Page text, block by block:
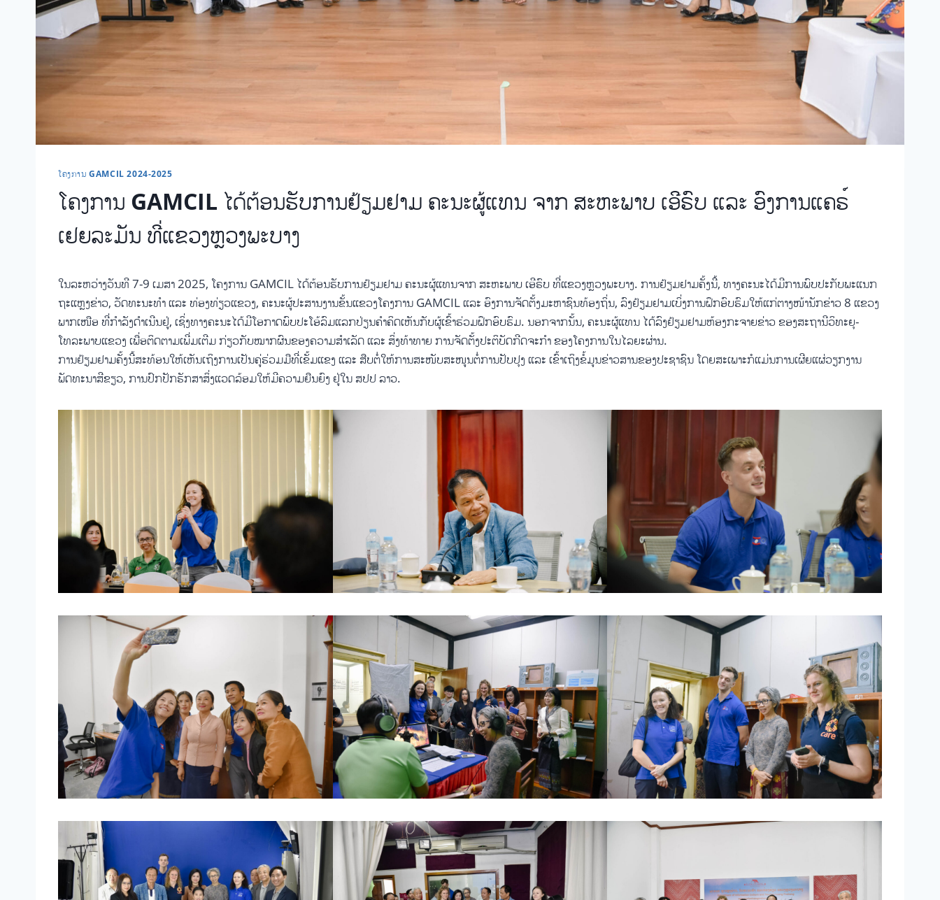
ໂຄງການ GAMCIL 2024-2025
ໂຄງການ GAMCIL ໄດ້ຕ້ອນຮັບການຢ້ຽມຢາມ ຄະນະຜູ້ແທນ ຈາກ ສະຫະພາບ ເອີຣົບ ແລະ ອົງການແຄຣ໌
ເຢຍລະມັນ ທີ່ແຂວງຫຼວງພະບາງ
ໃນລະຫວ່າງວັນທີ 7-9 ເມສາ 2025, ໂຄງການ GAMCIL ໄດ້ຕ້ອນຮັບການຢ້ຽມຢາມ ຄະນະຜູ້ແທນຈາກ ສະຫະພາບ ເອີຣົບ ທີ່ແຂວງຫຼວງພະບາງ. ການຢ້ຽມຢາມຄັ້ງນີ້, ທາງຄະນະໄດ້ມີການພົບປະກັບພະແນກ
ຖະແຫຼງຂ່າວ, ວັດທະນະທຳ ແລະ ທ່ອງທ່ຽວແຂວງ, ຄະນະຜູ້ປະສານງານຂັ້ນແຂວງໂຄງການ GAMCIL ແລະ ອົງການຈັດຕັ້ງມະຫາຊົນທ້ອງຖິ່ນ, ລົງຢ້ຽມຢາມເບິ່ງການຝຶກອົບຮົມໃຫ້ແກ່ຕາງໜ້ານັກຂ່າວ 8 ແຂວງ
ພາກເໜືອ ທີ່ກຳລັງດຳເນີນຢູ່, ເຊິ່ງທາງຄະນະໄດ້ມີໂອກາດພົບປະໂອ້ລົມແລກປ່ຽນຄຳຄິດເຫັນກັບຜູ້ເຂົ້າຮ່ວມຝຶກອົບຮົມ. ນອກຈາກນັ້ນ, ຄະນະຜູ້ແທນ ໄດ້ລົງຢ້ຽມຢາມຫ້ອງກະຈາຍຂ່າວ ຂອງສະຖານີວິທະຍຸ-
ໂທລະພາບແຂວງ ເພື່ອຕິດຕາມເພີ່ມເຕີມ ກ່ຽວກັບໝາກຜົນຂອງຄວາມສຳເລັດ ແລະ ສິ່ງທ້າທາຍ ການຈັດຕັ້ງປະຕິບັດກີດຈະກຳ ຂອງໂຄງການໃນໄລຍະຜ່ານ.
ການຢ້ຽມຢາມຄັ້ງນີ້ສະທ້ອນໃຫ້ເຫັນເຖິງການເປັນຄູ່ຮ່ວມມືທີ່ເຂັ້ມແຂງ ແລະ ສືບຕໍ່ໃຫ້ການສະໜັບສະໜູນຕໍ່ການປັບປຸງ ແລະ ເຂົ້າເຖິງຂໍ້ມູນຂ່າວສານຂອງປະຊາຊົນ ໂດຍສະເພາະກໍແມ່ນການເຜີຍແຜ່ວຽກງານ
ພັດທະນາສີຂຽວ, ການປົກປັກຮັກສາສິ່ງແວດລ້ອມໃຫ້ມີຄວາມຍືນຍົງ ຢູ່ໃນ ສປປ ລາວ.